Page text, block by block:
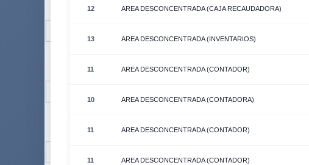
12 AREA DESCONCENTRADA (CAJA RECAUDADORA)
13 AREA DESCONCENTRADA (INVENTARIOS)
11 AREA DESCONCENTRADA (CONTADOR)
10 AREA DESCONCENTRADA (CONTADORA)
11 AREA DESCONCENTRADA (CONTADOR)
11 AREA DESCONCENTRADA (CONTADOR)